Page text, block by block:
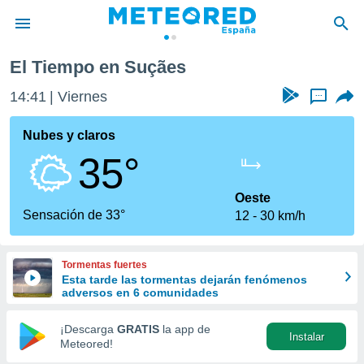
de
por
que se
calidad.
a este
las
y
forma
digital
basada
El Tiempo en Suçães
14:41 Viernes ...
Nubes y claros
35°
Sensación de 33°
Oeste
12
30 km/h
Tormentas fuertes
Esta tarde las tormentas dejarán fenómenos
adversos en 6 comunidades
¡Descarga GRATIS la app de
Meteored!
Instalar